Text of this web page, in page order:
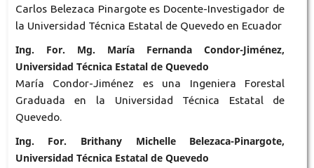
Carlos Belezaca Pinargote es Docente-Investigador de
la Universidad Técnica Estatal de Quevedo en Ecuador
Ing. For. Mg. María Fernanda Condor-Jiménez,
Universidad Técnica Estatal de Quevedo
María Condor-Jiménez es una Ingeniera Forestal
Graduada en la Universidad Técnica Estatal de
Quevedo.
Ing. For. Brithany Michelle Belezaca-Pinargote,
Universidad Técnica Estatal de Quevedo